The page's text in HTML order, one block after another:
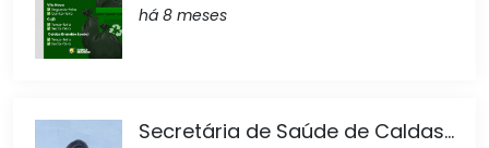
há 8 meses
Secretária de Saúde de Caldas...